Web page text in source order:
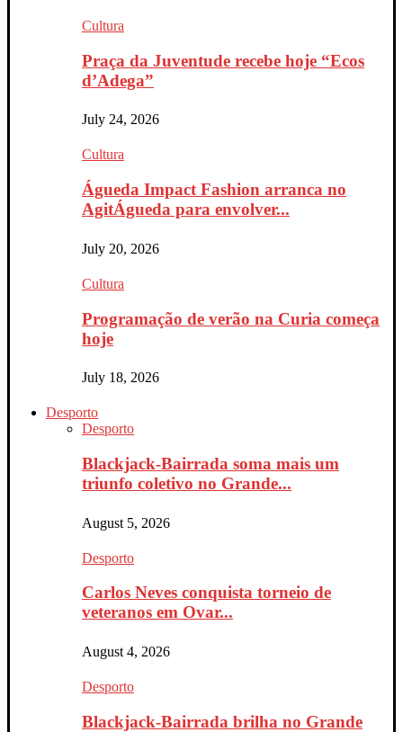
Cultura
Praça da Juventude recebe hoje “Ecos
d’Adega”
July 24, 2026
Cultura
Águeda Impact Fashion arranca no
AgitÁgueda para envolver...
July 20, 2026
Cultura
Programação de verão na Curia começa
hoje
July 18, 2026
Desporto
Desporto
Blackjack-Bairrada soma mais um
triunfo coletivo no Grande...
August 5, 2026
Desporto
Carlos Neves conquista torneio de
veteranos em Ovar...
August 4, 2026
Desporto
Blackjack-Bairrada brilha no Grande